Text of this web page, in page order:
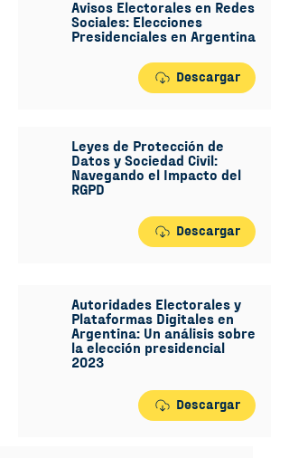
Avisos Electorales en Redes
Sociales: Elecciones
Presidenciales en Argentina
Descargar
Leyes de Protección de
Datos y Sociedad Civil:
Navegando el Impacto del
RGPD
Descargar
Autoridades Electorales y
Plataformas Digitales en
Argentina: Un análisis sobre
la elección presidencial
2023
Descargar